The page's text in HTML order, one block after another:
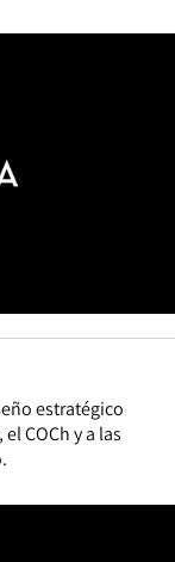
estratégico
COCh y a las